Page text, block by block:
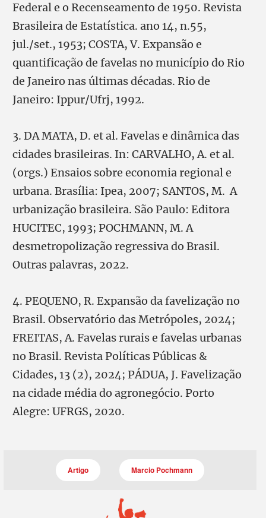
Federal e o Recenseamento de 1950. Revista
Brasileira de Estatística. ano 14, n.55,
jul./set., 1953; COSTA, V. Expansão e
quantificação de favelas no município do Rio
de Janeiro nas últimas décadas. Rio de
Janeiro: Ippur/Ufrj, 1992.
3. DA MATA, D. et al. Favelas e dinâmica das
cidades brasileiras. In: CARVALHO, A. et al.
(orgs.) Ensaios sobre economia regional e
urbana. Brasília: Ipea, 2007; SANTOS, M. A
urbanização brasileira. São Paulo: Editora
HUCITEC, 1993; POCHMANN, M. A
desmetropolização regressiva do Brasil.
Outras palavras, 2022.
4. PEQUENO, R. Expansão da favelização no
Brasil. Observatório das Metrópoles, 2024;
FREITAS, A. Favelas rurais e favelas urbanas
no Brasil. Revista Políticas Públicas &
Cidades, 13 (2), 2024; PÁDUA, J. Favelização
na cidade média do agronegócio. Porto
Alegre: UFRGS, 2020.
Artigo Marcio Pochmann